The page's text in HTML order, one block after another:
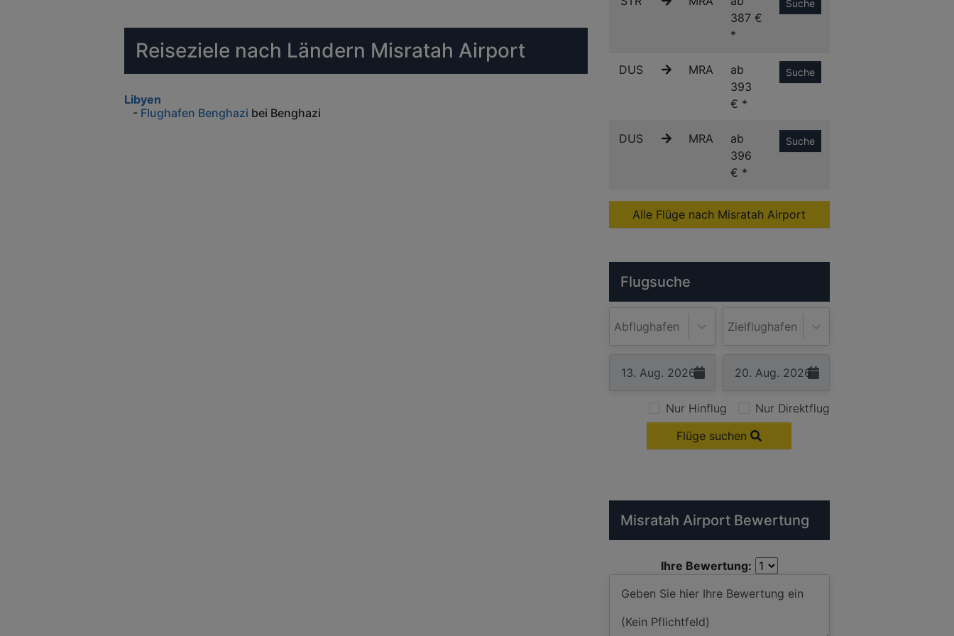
Reiseziele nach Ländern Misratah Airport
Libyen
- Flughafen Benghazi bei Benghazi
387 €
*
Suche
DUS MRA
ab
393
€ *
Suche
DUS MRA
ab
396
€ *
Suche
Alle Flüge nach Misratah Airport
Flugsuche
Abflughafen Zielflughafen
Nur Hinflug
Nur Direktflug
Flüge suchen
Misratah Airport Bewertung
Ihre Bewertung: